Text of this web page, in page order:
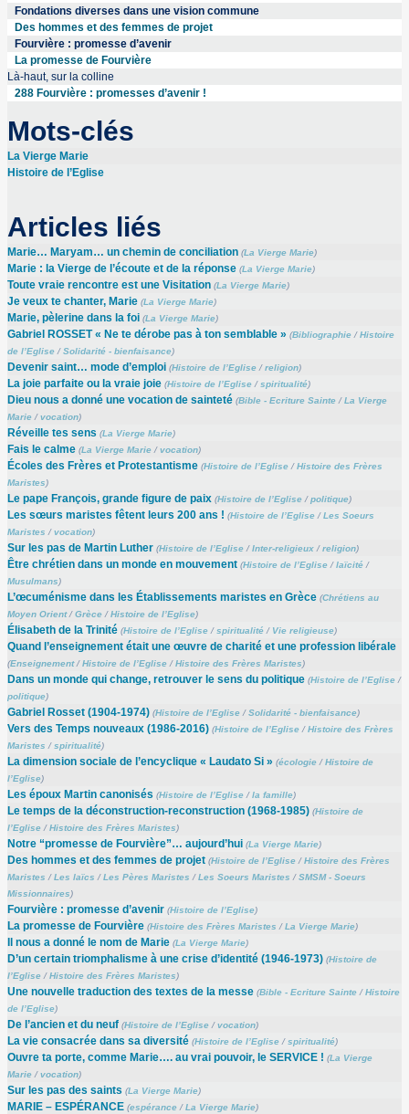
Fondations diverses dans une vision commune
Des hommes et des femmes de projet
Fourvière : promesse d’avenir
La promesse de Fourvière
Là-haut, sur la colline
288 Fourvière : promesses d’avenir !
Mots-clés
La Vierge Marie
Histoire de l’Eglise
Articles liés
Marie… Maryam… un chemin de conciliation (La Vierge Marie)
Marie : la Vierge de l’écoute et de la réponse (La Vierge Marie)
Toute vraie rencontre est une Visitation (La Vierge Marie)
Je veux te chanter, Marie (La Vierge Marie)
Marie, pèlerine dans la foi (La Vierge Marie)
Gabriel ROSSET « Ne te dérobe pas à ton semblable » (Bibliographie/Histoire
de l’Eglise/Solidarité - bienfaisance)
Devenir saint… mode d’emploi (Histoire de l’Eglise/religion)
La joie parfaite ou la vraie joie (Histoire de l’Eglise/spiritualité)
Dieu nous a donné une vocation de sainteté (Bible - Ecriture Sainte/La Vierge
Marie/vocation)
Réveille tes sens (La Vierge Marie)
Fais le calme (La Vierge Marie/vocation)
Écoles des Frères et Protestantisme (Histoire de l’Eglise/Histoire des Frères
Maristes)
Le pape François, grande figure de paix (Histoire de l’Eglise/politique)
Les sœurs maristes fêtent leurs 200 ans ! (Histoire de l’Eglise/Les Soeurs
Maristes /vocation)
Sur les pas de Martin Luther (Histoire de l’Eglise/Inter-religieux/religion)
Être chrétien dans un monde en mouvement (Histoire de l’Eglise/laïcité/
Musulmans)
L’œcuménisme dans les Établissements maristes en Grèce (Chrétiens au
Moyen Orient/Grèce/Histoire de l’Eglise)
Élisabeth de la Trinité (Histoire de l’Eglise/spiritualité/ Vie religieuse)
Quand l’enseignement était une œuvre de charité et une profession libérale
(Enseignement/Histoire de l’Eglise/Histoire des Frères Maristes)
Dans un monde qui change, retrouver le sens du politique (Histoire de l’Eglise/
politique)
Gabriel Rosset (1904-1974) (Histoire de l’Eglise/Solidarité - bienfaisance)
Vers des Temps nouveaux (1986-2016) (Histoire de l’Eglise/Histoire des Frères
Maristes /spiritualité)
La dimension sociale de l’encyclique « Laudato Si » (écologie/Histoire de
l’Eglise)
Les époux Martin canonisés (Histoire de l’Eglise/la famille)
Le temps de la déconstruction-reconstruction (1968-1985) (Histoire de
l’Eglise/Histoire des Frères Maristes)
Notre “promesse de Fourvière”… aujourd’hui (La Vierge Marie)
Des hommes et des femmes de projet (Histoire de l’Eglise/Histoire des Frères
Maristes /Les laïcs /Les Pères Maristes /Les Soeurs Maristes /SMSM - Soeurs
Missionnaires)
Fourvière : promesse d’avenir (Histoire de l’Eglise)
La promesse de Fourvière (Histoire des Frères Maristes /La Vierge Marie)
Il nous a donné le nom de Marie (La Vierge Marie)
D’un certain triomphalisme à une crise d’identité (1946-1973) (Histoire de
l’Eglise/Histoire des Frères Maristes)
Une nouvelle traduction des textes de la messe (Bible - Ecriture Sainte/Histoire
de l’Eglise)
De l’ancien et du neuf (Histoire de l’Eglise/vocation)
La vie consacrée dans sa diversité (Histoire de l’Eglise/spiritualité)
Ouvre ta porte, comme Marie…. au vrai pouvoir, le SERVICE ! (La Vierge
Marie/vocation)
Sur les pas des saints (La Vierge Marie)
MARIE – ESPÉRANCE (espérance/La Vierge Marie)